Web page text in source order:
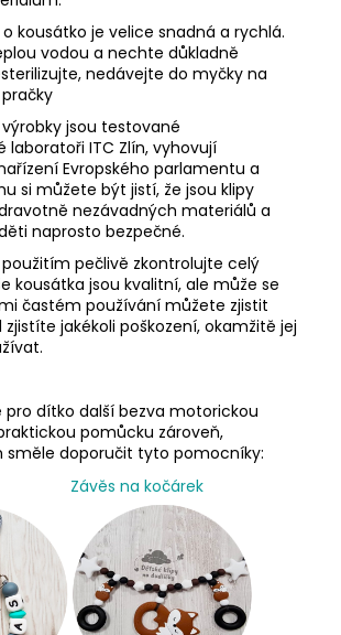
o kousátko je velice snadná a rychlá.
vodou a nechte důkladně
nedávejte do myčky na
výrobky jsou testované
laboratoři ITC Zlín, vyhovují
Evropského parlamentu a
si můžete být jistí, že jsou klipy
nezávadných materiálů a
naprosto bezpečné.
pečlivě zkontrolujte celý
kousátka jsou kvalitní, ale může se
častém používání můžete zjistit
zjistíte jakékoli poškození, okamžitě jej
pro dítko další bezva motorickou
pomůcku zároveň,
směle doporučit tyto pomocníky:
Závěs na kočárek